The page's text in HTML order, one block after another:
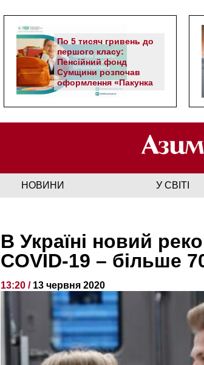
По 5 тисяч гривень до
першого класу:
Пенсійний фонд
Сумщини розпочав
оформлення «Пакунка
школяра»
НОВИНИ У СВІТІ
В Україні новий
COVID-19 – більше
13:20 / 13 червня 2020